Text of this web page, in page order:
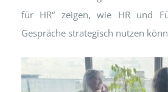
für HR“ zeigen, wie HR und
Gespräche strategisch nutzen